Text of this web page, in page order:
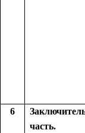
6
часть.